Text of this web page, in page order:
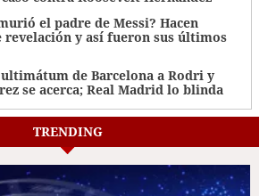
el padre de Messi? Hacen
revelación y así fueron sus últimos
de Barcelona a Rodri y
se acerca; Real Madrid lo blinda
TRENDING